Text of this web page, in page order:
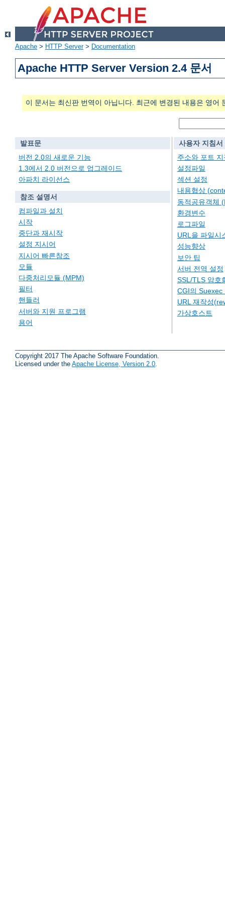
Apache > HTTP Server> Documentation
Apache HTTP Server Version 2.4 문서
이 문서는 최신판 번역이 아닙니다. 최근에 변경된 내용은 영어
발표문
버전 2.0의 새로운 기능
1.3에서 2.0 버전으로 업그레이드
아파치 라이선스
참조 설명서
컴파일과 설치
시작
중단과 재시작
설정 지시어
지시어 빠른참조
모듈
다중처리모듈 (MPM)
필터
핸들러
서버와 지원 프로그램
용어
사용자 지침서
주소와 포트 지
설정파일
섹션 설정
내용협상
동적공유객체
환경변수
로그파일
URL을 파일시
성능향상
보안 팁
서버 전역 설정
SSL/TLS 암호
CGI의 Suexec
URL 재작성
가상호스트
Copyright 2017 The Apache Software Foundation.
Licensed under the Apache License, Version 2.0